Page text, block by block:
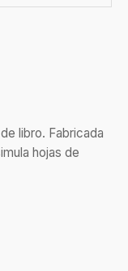
libro. Fabricada
hojas de